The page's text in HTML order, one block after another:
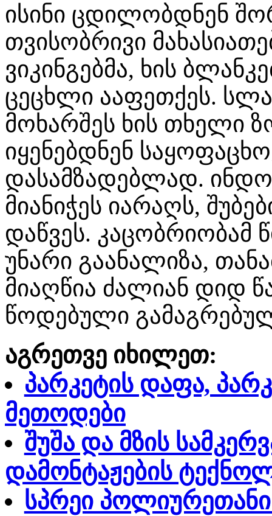
ისინი ცდილობდნენ
თვისობრივი
ვიკინგებმა, ხის
ცეცხლი ააფეთქეს.
მოხარშეს ხის თხელი
იყენებდნენ
დასამზადებლად.
მიანიჭეს იარაღს,
დაწვეს. კაცობრიობამ
უნარი გაანალიზა,
მიაღწია ძალიან დიდ
წოდებული
აგრეთვე იხილეთ:
პარკეტის დაფა,
მეთოდები
შუშა და მზის
დამონტაჟების
სპრეი